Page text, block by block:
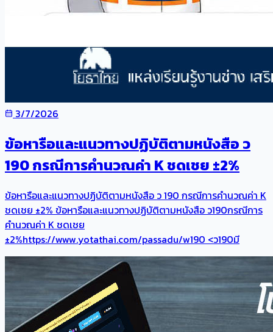
3/7/2026
ข้อหารือและแนวทางปฏิบัติตามหนังสือ ว
190 กรณีการคำนวณค่า K ชดเชย ±2%
ข้อหารือและแนวทางปฏิบัติตามหนังสือ ว 190 กรณีการคำนวณค่า K
ชดเชย ±2% ข้อหารือและแนวทางปฏิบัติตามหนังสือ ว190กรณีการ
คำนวณค่า K ชดเชย
±2%https://www.yotathai.com/passadu/w190 <ว190มี